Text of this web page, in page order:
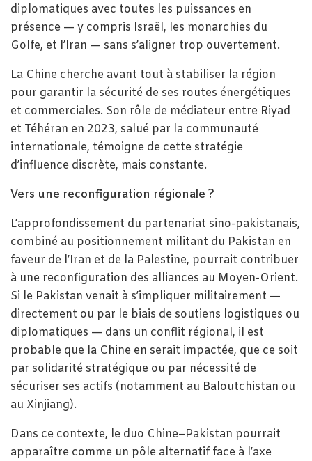
diplomatiques avec toutes les puissances en
présence — y compris Israël, les monarchies du
Golfe, et l’Iran — sans s’aligner trop ouvertement.
La Chine cherche avant tout à stabiliser la région
pour garantir la sécurité de ses routes énergétiques
et commerciales. Son rôle de médiateur entre Riyad
et Téhéran en 2023, salué par la communauté
internationale, témoigne de cette stratégie
d’influence discrète, mais constante.
Vers une reconfiguration régionale ?
L’approfondissement du partenariat sino-pakistanais,
combiné au positionnement militant du Pakistan en
faveur de l’Iran et de la Palestine, pourrait contribuer
à une reconfiguration des alliances au Moyen-Orient.
Si le Pakistan venait à s’impliquer militairement —
directement ou par le biais de soutiens logistiques ou
diplomatiques — dans un conflit régional, il est
probable que la Chine en serait impactée, que ce soit
par solidarité stratégique ou par nécessité de
sécuriser ses actifs (notamment au Baloutchistan ou
au Xinjiang).
Dans ce contexte, le duo Chine–Pakistan pourrait
apparaître comme un pôle alternatif face à l’axe